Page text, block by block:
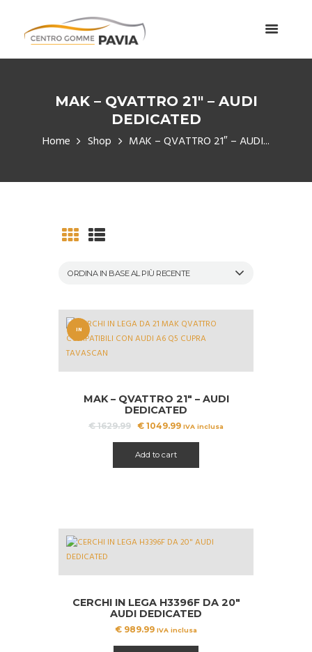
MAK – QVATTRO 21″ – AUDI
DEDICATED
Home Shop MAK – QVATTRO 21″ – AUDI...
IN
OFFERT
A!
MAK – QVATTRO 21″ – AUDI
DEDICATED
€1629.99 Il
era:
€ 1629.99.
€ 1049.99Il
€ 1049.99.
IVA inclusa
Add to cart
CERCHI IN LEGA H3396F DA 20″
AUDI DEDICATED
€ 989.99 IVA inclusa